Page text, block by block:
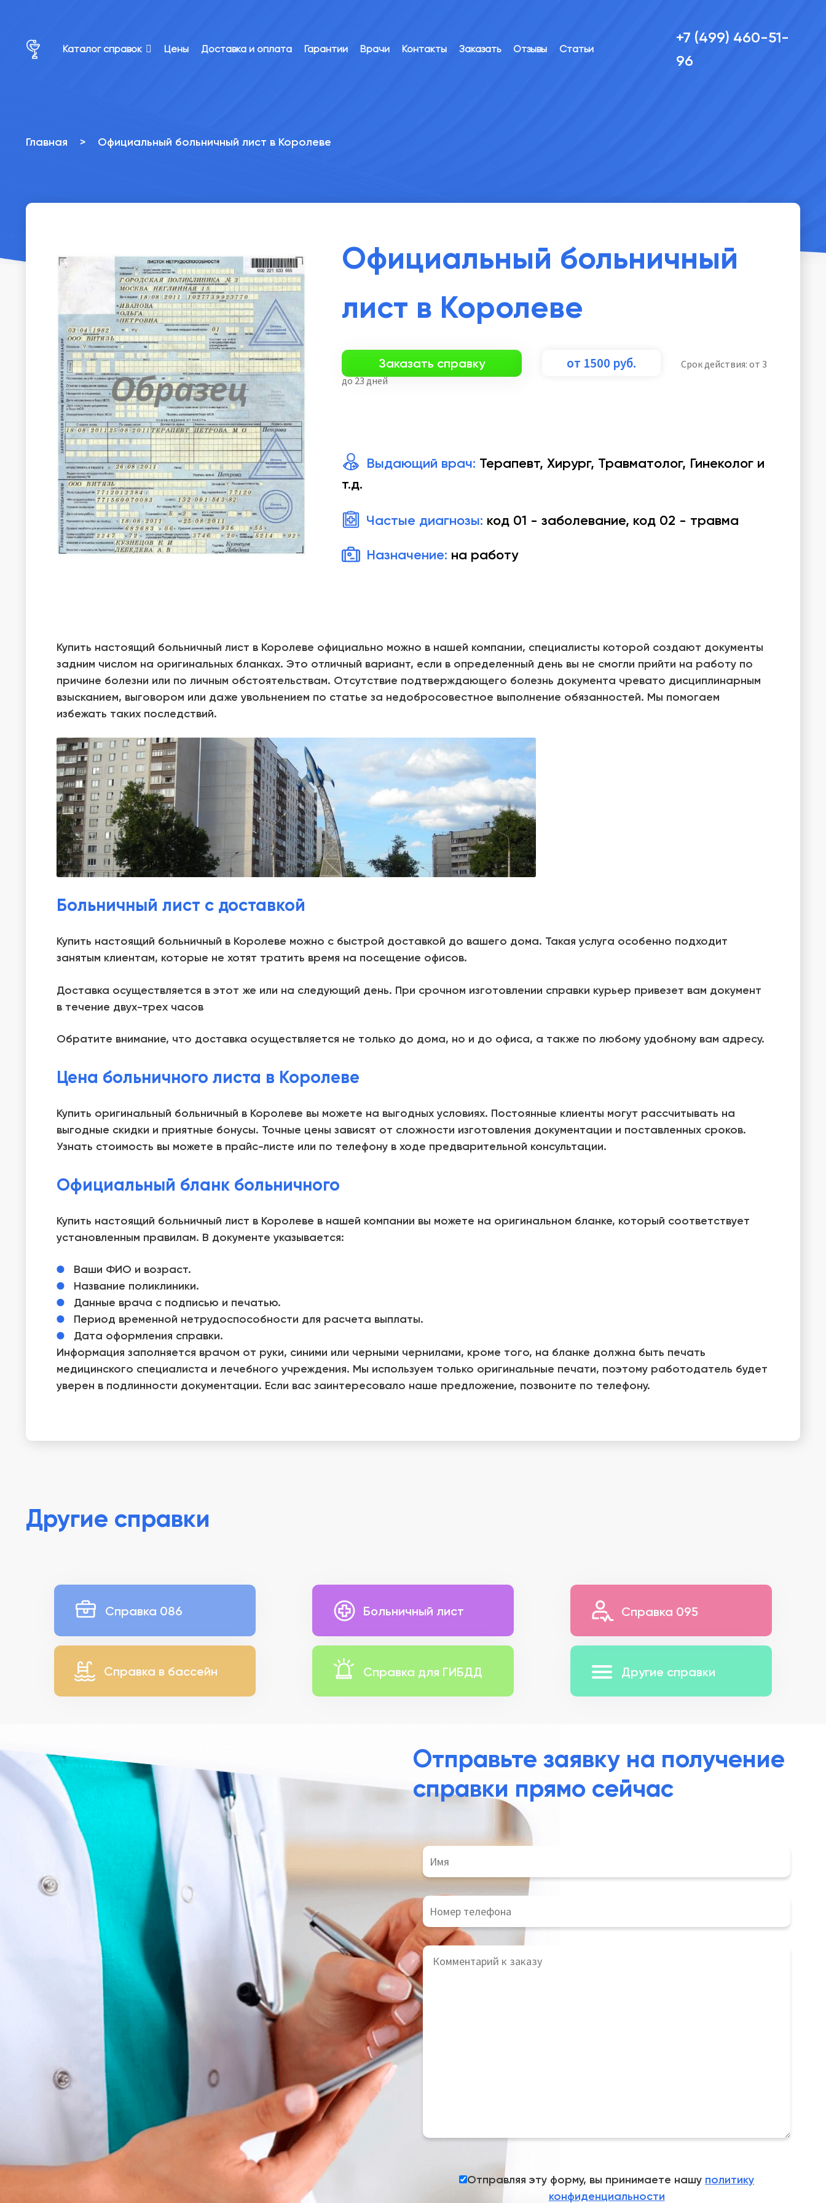
Каталог справок Цены Доставка и оплата Гарантии Врачи Контакты Заказать Отзывы Статьи
+7 (499) 460-51-
96
Главная > Официальный больничный лист в Королеве
Официальный больничный
лист в Королеве
Заказать справку от 1500 руб.
Срок действия: от 3
до 23 дней
Выдающий врач: Терапевт, Хирург, Травматолог, Гинеколог и
т.д.
Частые диагнозы: код 01 - заболевание, код 02 - травма
Назначение: на работу
Купить настоящий больничный лист в Королеве официально можно в нашей компании, специалисты которой создают документы
задним числом на оригинальных бланках. Это отличный вариант, если в определенный день вы не смогли прийти на работу по
причине болезни или по личным обстоятельствам. Отсутствие подтверждающего болезнь документа чревато дисциплинарным
взысканием, выговором или даже увольнением по статье за недобросовестное выполнение обязанностей. Мы помогаем
избежать таких последствий.
Больничный лист с доставкой
Купить настоящий больничный в Королеве можно с быстрой доставкой до вашего дома. Такая услуга особенно подходит
занятым клиентам, которые не хотят тратить время на посещение офисов.
Доставка осуществляется в этот же или на следующий день. При срочном изготовлении справки курьер привезет вам документ
в течение двух-трех часов
Обратите внимание, что доставка осуществляется не только до дома, но и до офиса, а также по любому удобному вам адресу.
Цена больничного листа в Королеве
Купить оригинальный больничный в Королеве вы можете на выгодных условиях. Постоянные клиенты могут рассчитывать на
выгодные скидки и приятные бонусы. Точные цены зависят от сложности изготовления документации и поставленных сроков.
Узнать стоимость вы можете в прайс-листе или по телефону в ходе предварительной консультации.
Официальный бланк больничного
Купить настоящий больничный лист в Королеве в нашей компании вы можете на оригинальном бланке, который соответствует
установленным правилам. В документе указывается:
Ваши ФИО и возраст.
Название поликлиники.
Данные врача с подписью и печатью.
Период временной нетрудоспособности для расчета выплаты.
Дата оформления справки.
Информация заполняется врачом от руки, синими или черными чернилами, кроме того, на бланке должна быть печать
медицинского специалиста и лечебного учреждения. Мы используем только оригинальные печати, поэтому работодатель будет
уверен в подлинности документации. Если вас заинтересовало наше предложение, позвоните по телефону.
Другие справки
Справка 086 Больничный лист Справка 095
Справка в бассейн Справка для ГИБДД Другие справки
Отправьте заявку на получение
справки прямо сейчас
Отправляя эту форму, вы принимаете нашу политику
конфиденциальности